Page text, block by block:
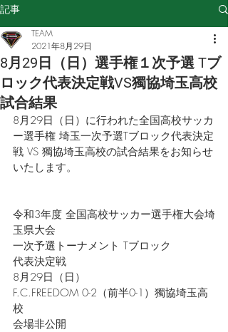
記事
8月29日（日）選手権１次予選 Tブ
ロック代表決定戦VS獨協埼玉高校
試合結果
TEAM
2021年8月29日
8月29日（日）に行われた全国高校サッカ
ー選手権 埼玉一次予選Tブロック代表決定
戦 VS 獨協埼玉高校の試合結果をお知らせ
いたします。
令和3年度 全国高校サッカー選手権大会埼
玉県大会
一次予選トーナメント Tブロック
代表決定戦
8月29日（日）
F.C.FREEDOM 0-2（前半0-1）獨協埼玉高
校
会場非公開